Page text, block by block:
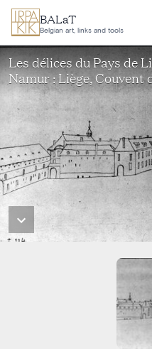
Skip to main content
BALaT
Belgian art, links and tools
Les délices du Pays de
Namur : Liège, Couvent